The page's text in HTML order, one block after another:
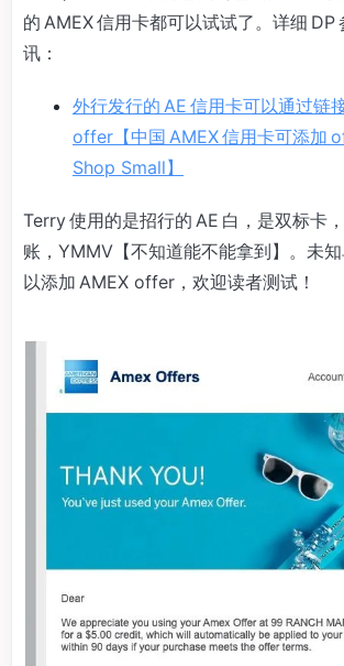
的 AMEX 信用卡都可以试试了。详细 DP
讯：
外行发行的 AE 信用卡可以通过链
offer【中国 AMEX 信用卡可添加
Shop Small】
Terry 使用的是招行的 AE 白，是双标卡
账，YMMV【不知道能不能拿到】。未
以添加 AMEX offer，欢迎读者测试！